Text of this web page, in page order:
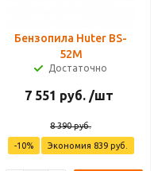
Бензопила Huter BS-
52M
Достаточно
7 551 руб. /шт
8 390руб.
-10% Экономия 839руб.